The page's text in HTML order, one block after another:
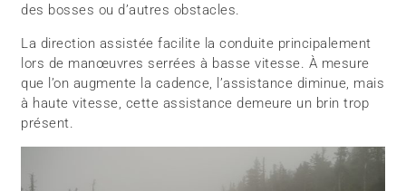
des bosses ou d’autres obstacles.
La direction assistée facilite la conduite principalement
lors de manœuvres serrées à basse vitesse. À mesure
que l’on augmente la cadence, l’assistance diminue, mais
à haute vitesse, cette assistance demeure un brin trop
présent.